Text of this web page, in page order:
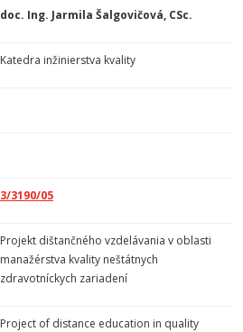
doc. Ing. Jarmila Šalgovičová, CSc.
Katedra inžinierstva kvality
3/3190/05
Projekt dištančného vzdelávania v oblasti
manažérstva kvality neštátnych
zdravotníckych zariadení
Project of distance education in quality